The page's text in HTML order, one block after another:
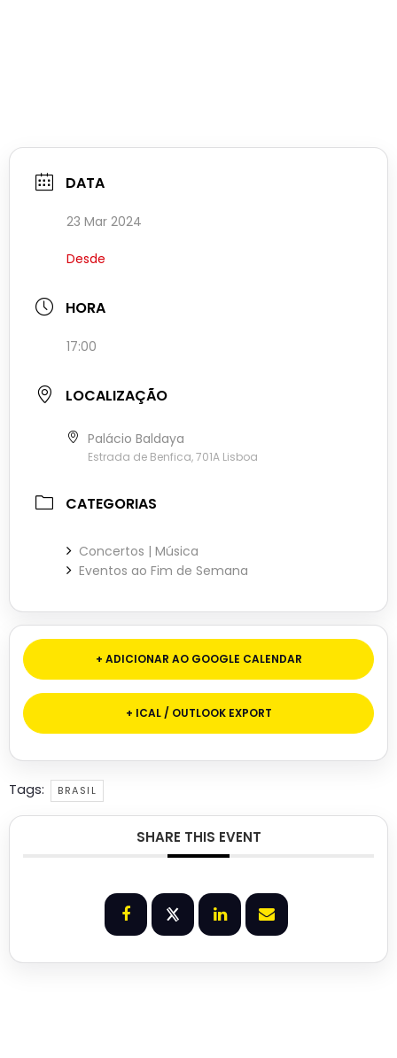
DATA
23 Mar 2024
Desde
HORA
17:00
LOCALIZAÇÃO
Palácio Baldaya
Estrada de Benfica, 701A Lisboa
CATEGORIAS
Concertos | Música
Eventos ao Fim de Semana
+ ADICIONAR AO GOOGLE CALENDAR
+ ICAL / OUTLOOK EXPORT
Tags: BRASIL
SHARE THIS EVENT